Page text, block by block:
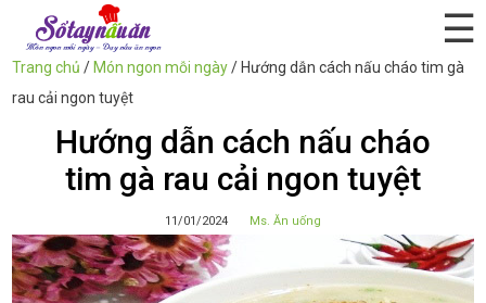
☰
Trang chủ / Món ngon mỗi ngày/ Hướng dẫn cách nấu cháo tim gà
rau cải ngon tuyệt
Hướng dẫn cách nấu cháo
tim gà rau cải ngon tuyệt
11/01/2024 Ms. Ăn uống